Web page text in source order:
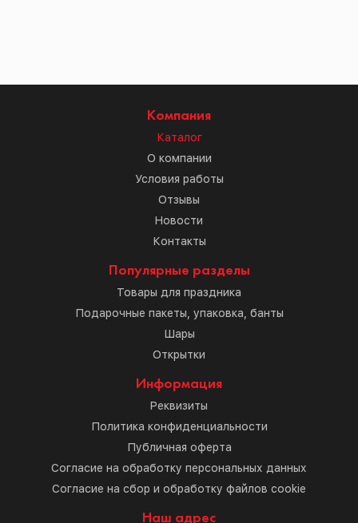
Компания
Каталог
О компании
Условия работы
Отзывы
Новости
Контакты
Популярные разделы
Товары для праздника
Подарочные пакеты, упаковка, банты
Шары
Открытки
Информация
Реквизиты
Политика конфиденциальности
Публичная оферта
Согласие на обработку персональных данных
Согласие на сбор и обработку файлов cookie
Наш адрес